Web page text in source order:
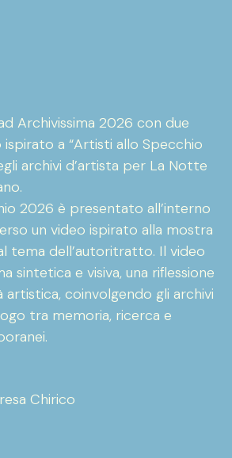
Archivissima 2026 con due
a “Artisti allo Specchio
archivi d’artista per La Notte
2026 è presentato all’interno
un video ispirato alla mostra
tema dell’autoritratto. Il video
sintetica e visiva, una riflessione
artistica, coinvolgendo gli archivi
tra memoria, ricerca e
Chirico